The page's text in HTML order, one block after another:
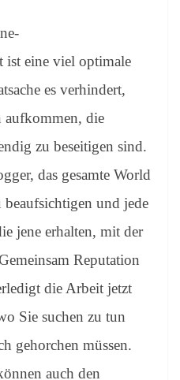
ist eine viel optimale
es verhindert,
aufkommen, die
zu beseitigen sind.
das gesamte World
und jede
jene erhalten, mit der
Reputation
die Arbeit jetzt
Sie suchen zu tun
gehorchen müssen.
auch den